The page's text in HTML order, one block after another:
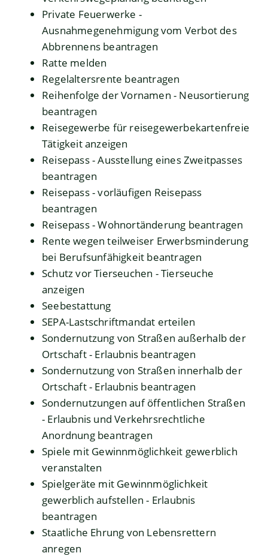
Private Feuerwerke -
Ausnahmegenehmigung vom Verbot des
Abbrennens beantragen
Ratte melden
Regelaltersrente beantragen
Reihenfolge der Vornamen - Neusortierung
beantragen
Reisegewerbe für reisegewerbekartenfreie
Tätigkeit anzeigen
Reisepass - Ausstellung eines Zweitpasses
beantragen
Reisepass - vorläufigen Reisepass
beantragen
Reisepass - Wohnortänderung beantragen
Rente wegen teilweiser Erwerbsminderung
bei Berufsunfähigkeit beantragen
Schutz vor Tierseuchen - Tierseuche
anzeigen
Seebestattung
SEPA-Lastschriftmandat erteilen
Sondernutzung von Straßen außerhalb der
Ortschaft - Erlaubnis beantragen
Sondernutzung von Straßen innerhalb der
Ortschaft - Erlaubnis beantragen
Sondernutzungen auf öffentlichen Straßen
- Erlaubnis und Verkehrsrechtliche
Anordnung beantragen
Spiele mit Gewinnmöglichkeit gewerblich
veranstalten
Spielgeräte mit Gewinnmöglichkeit
gewerblich aufstellen - Erlaubnis
beantragen
Staatliche Ehrung von Lebensrettern
anregen